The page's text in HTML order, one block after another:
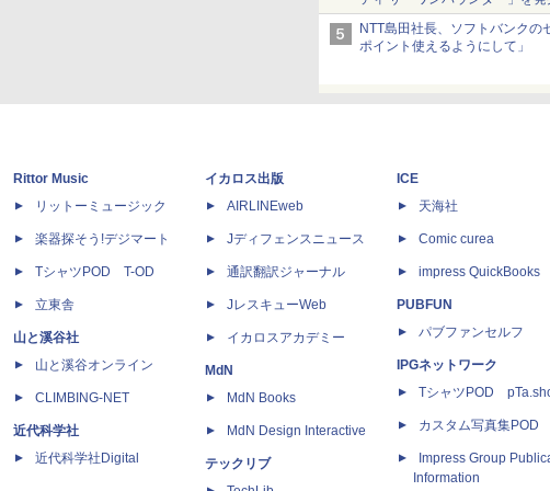
約1656kcal、総重量約527g！
NTT島田社長、ソフトバンクの
ポイント使えるようにして」
Rittor Music
リットーミュージック
楽器探そう!デジマート
TシャツPOD T-OD
立東舎
山と溪谷社
山と溪谷オンライン
CLIMBING-NET
近代科学社
近代科学社Digital
イカロス出版
AIRLINEweb
Jディフェンスニュース
通訳翻訳ジャーナル
JレスキューWeb
イカロスアカデミー
MdN
MdN Books
MdN Design Interactive
テックリブ
ICE
天海社
Comic curea
impress QuickBooks
PUBFUN
パブファンセルフ
IPGネットワーク
TシャツPOD
カスタム写真集POD
Impress Group
Information